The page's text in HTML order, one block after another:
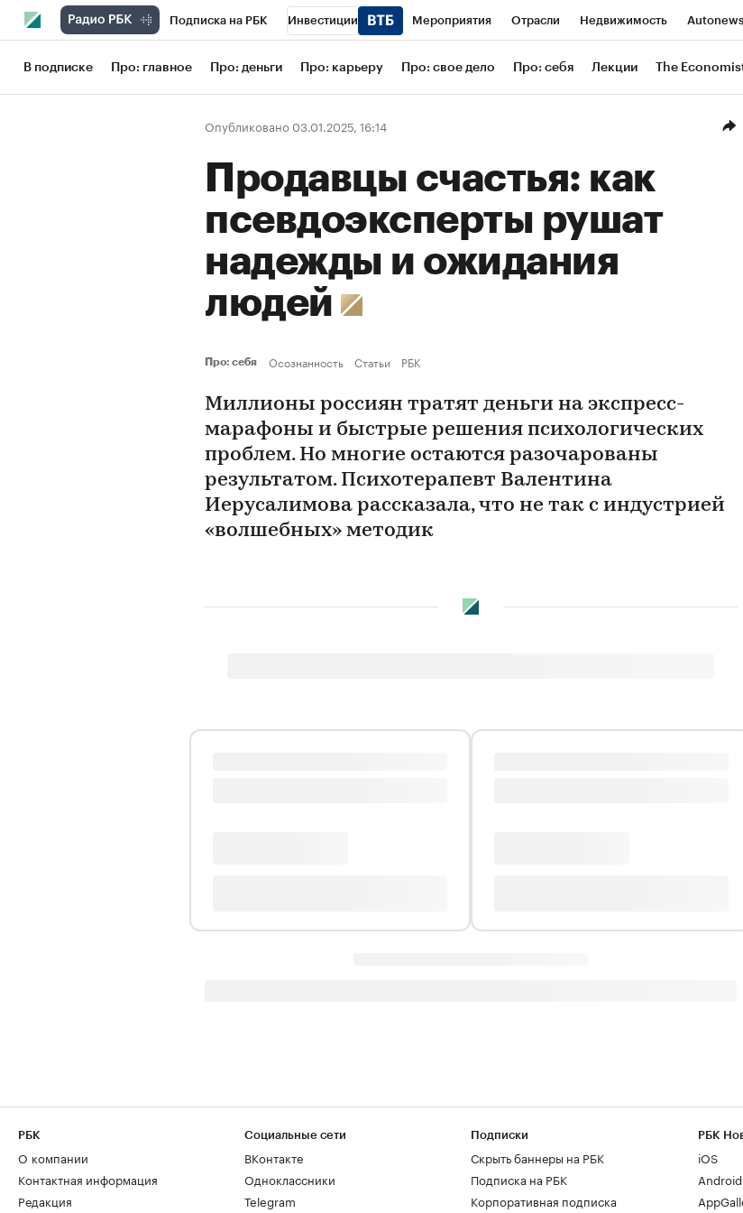
Подписка на РБК Инвестиции Мероприятия Отрасли Недвижимость Autonews
Школа управления РБК РБК Образование РБК Life Тренды Визионеры
Рынок наличной валюты
В подписке Про: главное Про: деньги Про: карьеру Про: свое дело Про: себя Лекции The
Опубликовано 03.01.2025, 16:14
Продавцы счастья: как
псевдоэксперты рушат
надежды и ожидания
людей
Про: себя Осознанность Статьи РБК
Миллионы россиян тратят деньги на экспресс-
марафоны и быстрые решения психологических
проблем. Но многие остаются разочарованы
результатом. Психотерапевт Валентина
Иерусалимова рассказала, что не так с индустрией
«волшебных» методик
РБК
О компании
Контактная информация
Редакция
Социальные сети
ВКонтакте
Одноклассники
Telegram
Подписки
Скрыть баннеры на РБК
Подписка на РБК
Корпоративная подписка
РБК
iOS
Android